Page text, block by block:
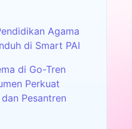
Agama
di Smart PAI
di Go-Tren
Perkuat
Pesantren